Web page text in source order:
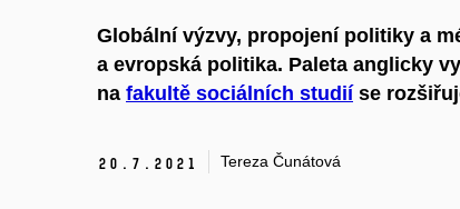
Globální výzvy, propojení politiky a
a evropská politika. Paleta anglicky
na fakultě sociálních studiíse
20. 7. 2021 Tereza Čunátová